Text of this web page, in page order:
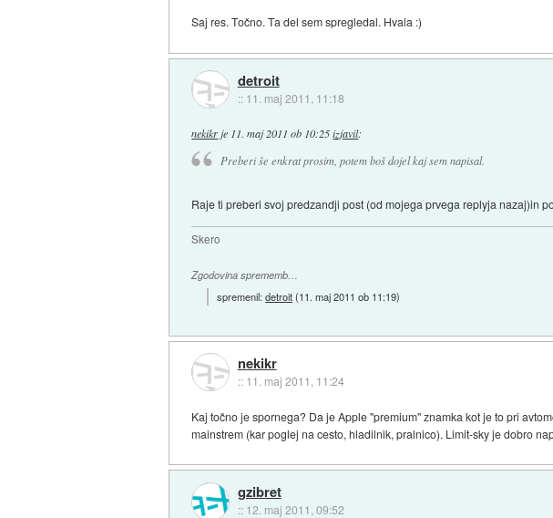
Saj res. Točno. Ta del sem spregledal. Hvala :)
detroit
:: 11. maj 2011, 11:18
nekikr je 11. maj 2011 ob 10:25 izjavil:
Preberi še enkrat prosim, potem boš dojel kaj sem napisal.
Raje ti preberi svoj predzandji post (od mojega prvega replyja nazaj)in
Skero
Zgodovina sprememb…
spremenil:detroit(11. maj 2011 ob 11:19)
nekikr
:: 11. maj 2011, 11:24
Kaj točno je spornega? Da je Apple "premium" znamka kot je to pri
mainstrem (kar poglej na cesto, hladilnik, pralnico). Limit-sky je dobro
gzibret
:: 12. maj 2011, 09:52